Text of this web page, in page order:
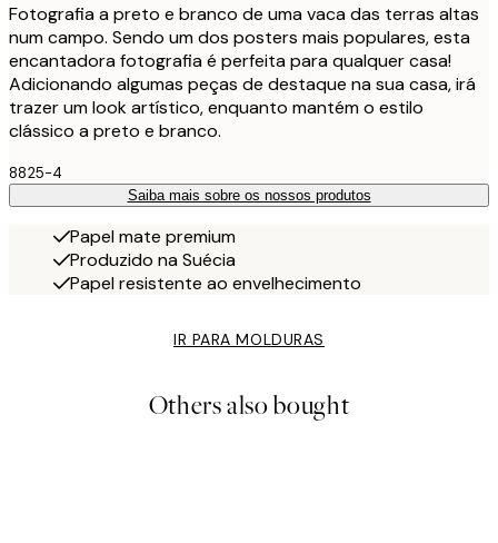
Fotografia a preto e branco de uma vaca das terras altas
num campo. Sendo um dos posters mais populares, esta
encantadora fotografia é perfeita para qualquer casa!
Adicionando algumas peças de destaque na sua casa, irá
trazer um look artístico, enquanto mantém o estilo
clássico a preto e branco.
8825-4
Saiba mais sobre os nossos produtos
Papel mate premium
Produzido na Suécia
Papel resistente ao envelhecimento
IR PARA MOLDURAS
Others also bought